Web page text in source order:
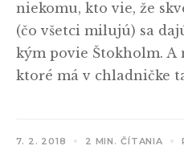
niekomu, kto vie, že
(čo všetci milujú) sa
kým povie Štokholm. A
ktoré má v chladničke
7. 2. 2018 2 MIN. ČÍTANIA